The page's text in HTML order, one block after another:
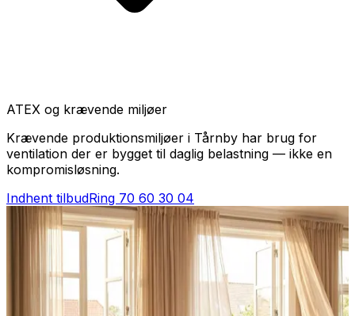
ATEX og krævende miljøer
Krævende produktionsmiljøer i Tårnby har brug for
ventilation der er bygget til daglig belastning — ikke en
kompromisløsning.
Indhent tilbudRing 70 60 30 04